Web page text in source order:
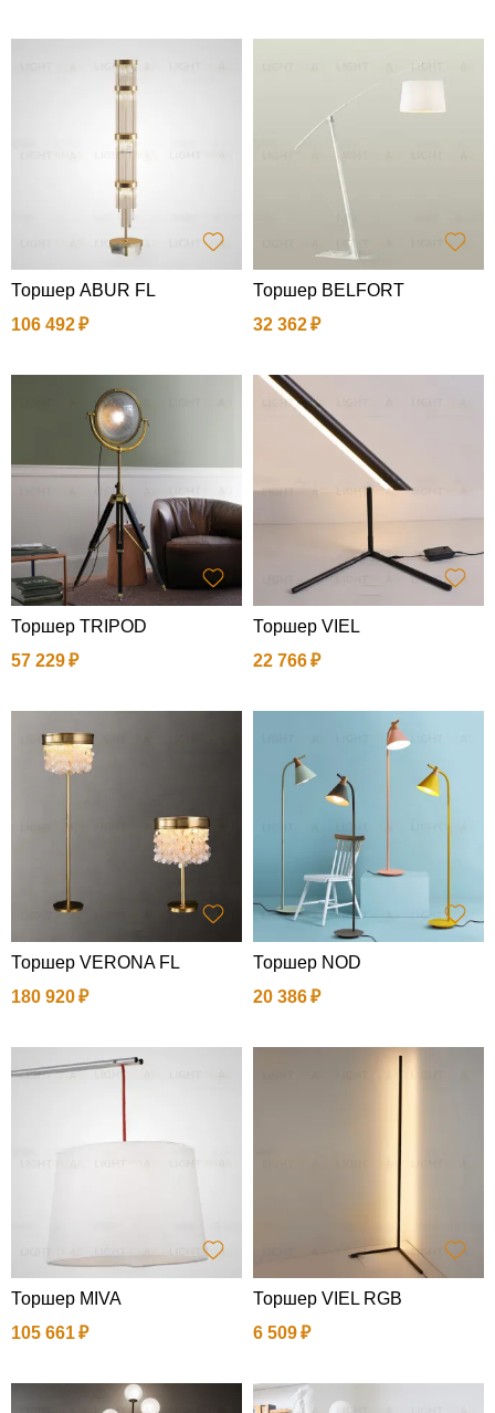
Торшер ABUR FL
106 492
Торшер BELFORT
32 362
Торшер TRIPOD
57 229
Торшер VIEL
22 766
Торшер VERONA FL
180 920
Торшер NOD
20 386
Торшер MIVA
105 661
Торшер VIEL RGB
6 509